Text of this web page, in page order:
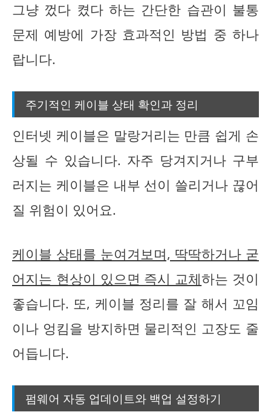
그냥 껐다 켰다 하는 간단한 습관이 불통
문제 예방에 가장 효과적인 방법 중 하나
랍니다.
주기적인 케이블 상태 확인과 정리
인터넷 케이블은 말랑거리는 만큼 쉽게 손
상될 수 있습니다. 자주 당겨지거나 구부
러지는 케이블은 내부 선이 쓸리거나 끊어
질 위험이 있어요.
케이블 상태를 눈여겨보며, 딱딱하거나 굳
어지는 현상이 있으면 즉시 교체하는 것이
좋습니다. 또, 케이블 정리를 잘 해서 꼬임
이나 엉킴을 방지하면 물리적인 고장도 줄
어듭니다.
펌웨어 자동 업데이트와 백업 설정하기